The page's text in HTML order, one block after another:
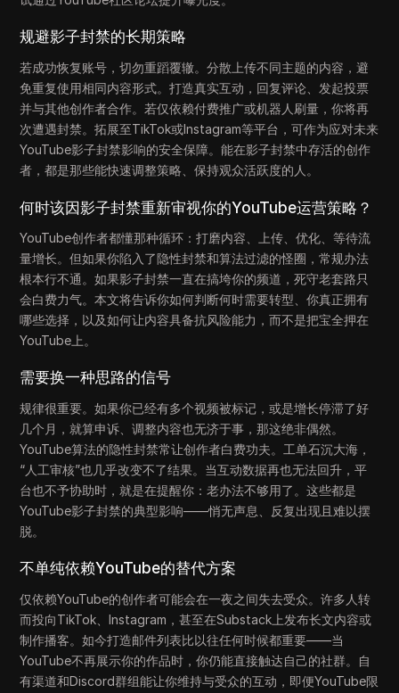
规避影子封禁的长期策略
若成功恢复账号，切勿重蹈覆辙。分散上传不同主题的内容，避
免重复使用相同内容形式。打造真实互动，回复评论、发起投票
并与其他创作者合作。若仅依赖付费推广或机器人刷量，你将再
次遭遇封禁。拓展至TikTok或Instagram等平台，可作为应对未来
YouTube影子封禁影响的安全保障。能在影子封禁中存活的创作
者，都是那些能快速调整策略、保持观众活跃度的人。
何时该因影子封禁重新审视你的YouTube运营策略？
YouTube创作者都懂那种循环：打磨内容、上传、优化、等待流
量增长。但如果你陷入了隐性封禁和算法过滤的怪圈，常规办法
根本行不通。如果影子封禁一直在搞垮你的频道，死守老套路只
会白费力气。本文将告诉你如何判断何时需要转型、你真正拥有
哪些选择，以及如何让内容具备抗风险能力，而不是把宝全押在
YouTube上。
需要换一种思路的信号
规律很重要。如果你已经有多个视频被标记，或是增长停滞了好
几个月，就算申诉、调整内容也无济于事，那这绝非偶然。
YouTube算法的隐性封禁常让创作者白费功夫。工单石沉大海，
“人工审核”也几乎改变不了结果。当互动数据再也无法回升，平
台也不予协助时，就是在提醒你：老办法不够用了。这些都是
YouTube影子封禁的典型影响——悄无声息、反复出现且难以摆
脱。
不单纯依赖YouTube的替代方案
仅依赖YouTube的创作者可能会在一夜之间失去受众。许多人转
而投向TikTok、Instagram，甚至在Substack上发布长文内容或
制作播客。如今打造邮件列表比以往任何时候都重要——当
YouTube不再展示你的作品时，你仍能直接触达自己的社群。自
有渠道和Discord群组能让你维持与受众的互动，即便YouTube限